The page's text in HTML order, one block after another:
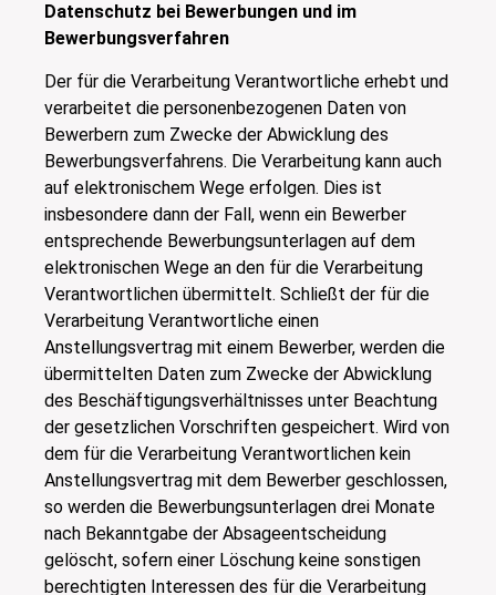
Datenschutz bei Bewerbungen und im
Bewerbungsverfahren
Der für die Verarbeitung Verantwortliche erhebt und
verarbeitet die personenbezogenen Daten von
Bewerbern zum Zwecke der Abwicklung des
Bewerbungsverfahrens. Die Verarbeitung kann auch
auf elektronischem Wege erfolgen. Dies ist
insbesondere dann der Fall, wenn ein Bewerber
entsprechende Bewerbungsunterlagen auf dem
elektronischen Wege an den für die Verarbeitung
Verantwortlichen übermittelt. Schließt der für die
Verarbeitung Verantwortliche einen
Anstellungsvertrag mit einem Bewerber, werden die
übermittelten Daten zum Zwecke der Abwicklung
des Beschäftigungsverhältnisses unter Beachtung
der gesetzlichen Vorschriften gespeichert. Wird von
dem für die Verarbeitung Verantwortlichen kein
Anstellungsvertrag mit dem Bewerber geschlossen,
so werden die Bewerbungsunterlagen drei Monate
nach Bekanntgabe der Absageentscheidung
gelöscht, sofern einer Löschung keine sonstigen
berechtigten Interessen des für die Verarbeitung